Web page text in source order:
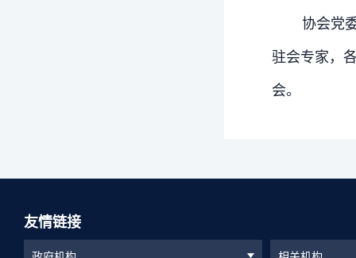
协会党
驻会专家，
会。
友情链接